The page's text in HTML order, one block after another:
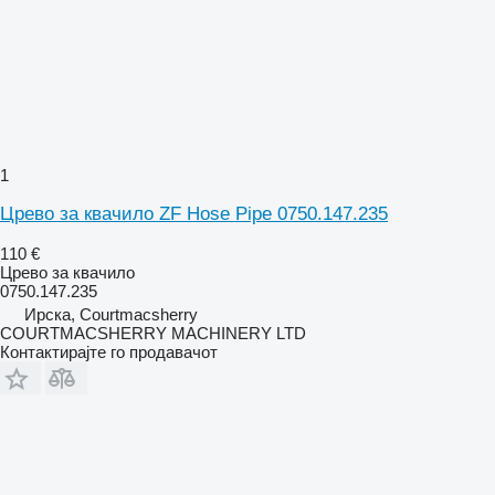
1
Црево за квачило ZF Hose Pipe 0750.147.235
110 €
Црево за квачило
0750.147.235
Ирска, Courtmacsherry
COURTMACSHERRY MACHINERY LTD
Контактирајте го продавачот